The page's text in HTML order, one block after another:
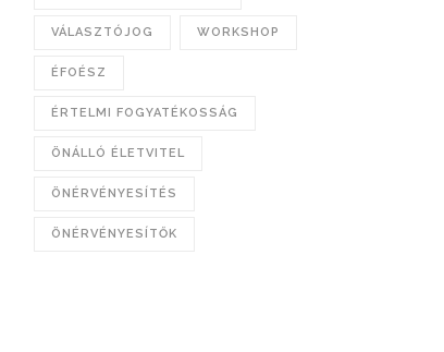
VÁLASZTÓJOG WORKSHOP
ÉFOÉSZ
ÉRTELMI FOGYATÉKOSSÁG
ÖNÁLLÓ ÉLETVITEL
ÖNÉRVÉNYESÍTÉS
ÖNÉRVÉNYESÍTŐK